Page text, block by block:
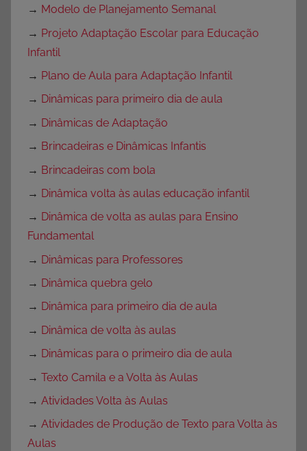
→ Modelo de Planejamento Semanal
→ Projeto Adaptação Escolar para Educação
Infantil
→ Plano de Aula para Adaptação Infantil
→ Dinâmicas para primeiro dia de aula
→ Dinâmicas de Adaptação
→ Brincadeiras e Dinâmicas Infantis
→ Brincadeiras com bola
→ Dinâmica volta às aulas educação infantil
→ Dinâmica de volta as aulas para Ensino
Fundamental
→ Dinâmicas para Professores
→ Dinâmica quebra gelo
→ Dinâmica para primeiro dia de aula
→ Dinâmica de volta às aulas
→ Dinâmicas para o primeiro dia de aula
→ Texto Camila e a Volta às Aulas
→ Atividades Volta às Aulas
→ Atividades de Produção de Texto para Volta às
Aulas